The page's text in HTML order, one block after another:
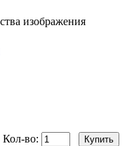
изображения
Кол-во: